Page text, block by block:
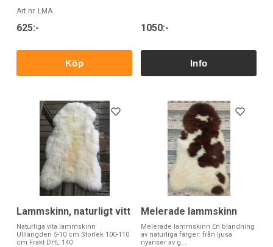
Art nr. LMA
625:-
Köp
1050:-
Lammskinn, naturligt vitt
Naturliga vita lammskinn
Ulllängden 5-10 cm Storlek 100-110
cm Frakt DHL 140
Melerade lammskinn
Melerade lammskinn En blandning
av naturliga färger: från ljusa
nyanser av g...